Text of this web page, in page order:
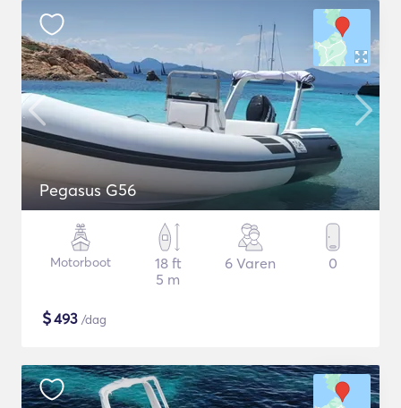
Pegasus G56
Motorboot
18 ft
5 m
6 Varen 0
$493 /dag